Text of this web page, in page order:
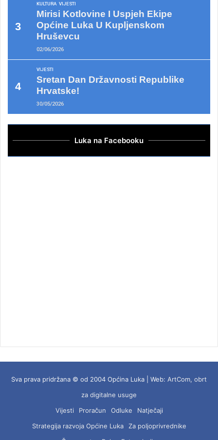
KULTURA VIJESTI
Mirisi Kotlovine I Uspjeh Ekipe
Općine Luka U Kupljenskom
Hruševcu
02/06/2026
VIJESTI
Sretan Dan Državnosti Republike
Hrvatske!
30/05/2026
Luka na Facebooku
Sva prava pridržana © od 2004 Općina Luka | Web: ArtCom, obrt
za digitalne usuge
Vijesti
Proračun Odluke
Natječaji
Strategija razvoja Općine Luka
Za poljoprivrednike